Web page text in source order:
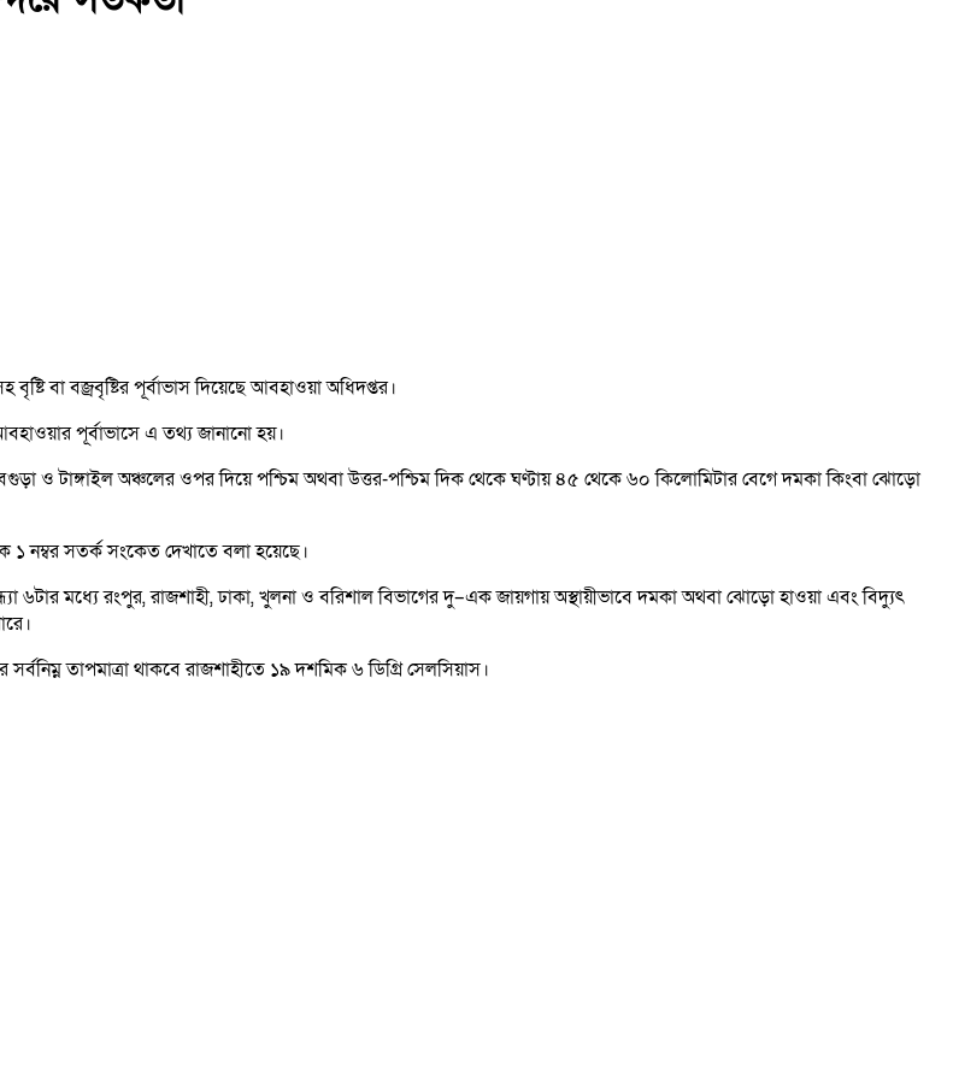
বা বজ্রবৃষ্টির পূর্বাভাস দিয়েছে আবহাওয়া অধিদপ্তর।
পূর্বাভাসে এ তথ্য জানানো হয়।
ও টাঙ্গাইল অঞ্চলের ওপর দিয়ে পশ্চিম অথবা উত্তর-পশ্চিম দিক থেকে ঘণ্টায় ৪৫ থেকে ৬০ কিলোমিটার বেগে দমকা কিংবা ঝোড়ো
১ নম্বর সতর্ক সংকেত দেখাতে বলা হয়েছে।
৬টার মধ্যে রংপুর, রাজশাহী, ঢাকা, খুলনা ও বরিশাল বিভাগের দু–এক জায়গায় অস্থায়ীভাবে দমকা অথবা ঝোড়ো হাওয়া এবং বিদ্যুৎ
তাপমাত্রা থাকবে রাজশাহীতে ১৯ দশমিক ৬ ডিগ্রি সেলসিয়াস।